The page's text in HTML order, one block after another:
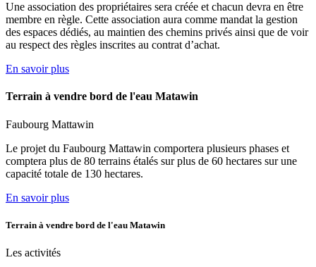
Une association des propriétaires sera créée et chacun devra en être
membre en règle. Cette association aura comme mandat la gestion
des espaces dédiés, au maintien des chemins privés ainsi que de voir
au respect des règles inscrites au contrat d’achat.
En savoir plus
Terrain à vendre bord de l'eau Matawin
Faubourg Mattawin
Le projet du Faubourg Mattawin comportera plusieurs phases et
comptera plus de 80 terrains étalés sur plus de 60 hectares sur une
capacité totale de 130 hectares.
En savoir plus
Terrain à vendre bord de l'eau Matawin
Les activités